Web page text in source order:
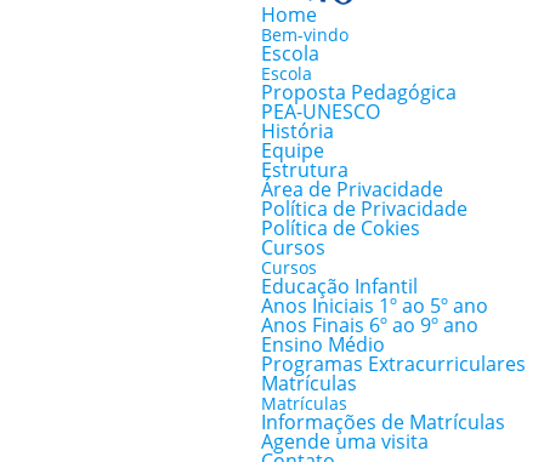
Home
Bem-vindo
Escola
Escola
Proposta Pedagógica
PEA-UNESCO
História
Equipe
Estrutura
Área de Privacidade
Política de Privacidade
Política de Cokies
Cursos
Cursos
Educação Infantil
Anos Iniciais 1º ao 5º ano
Anos Finais 6º ao 9º ano
Ensino Médio
Programas Extracurriculares
Matrículas
Matrículas
Informações de Matrículas
Agende uma visita